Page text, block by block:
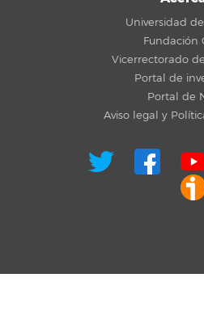
Universidad
Fundación
Vicerrectorado
Portal de
Portal de
Aviso legal y